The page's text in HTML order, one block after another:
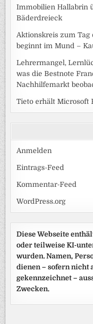
Immobilien Hallabrin
Bäderdreieck
Aktionskreis zum Tag
beginnt im Mund –
Lehrermangel,
was die Bestnote
Nachhilfemarkt
Tieto erhält Microsoft
Anmelden
Eintrags-Feed
Kommentar-Feed
WordPress.org
Diese Webseite
oder teilweise KI-
wurden. Namen,
dienen – sofern nicht
gekennzeichnet –
Zwecken.